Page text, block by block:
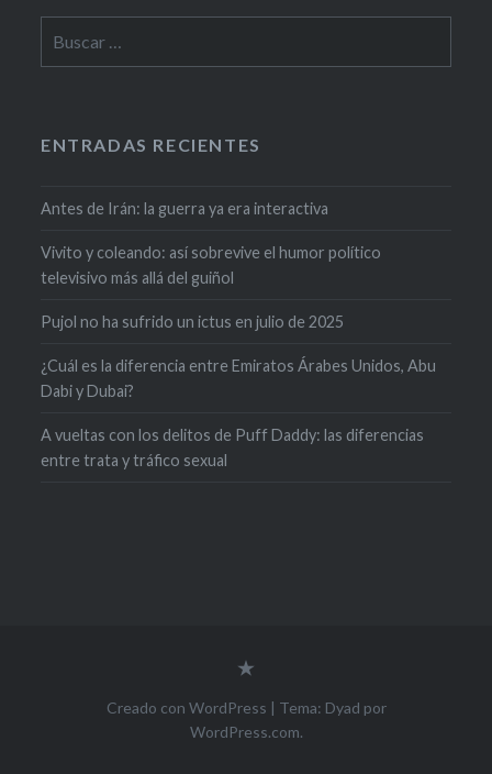
ENTRADAS RECIENTES
Antes de Irán: la guerra ya era interactiva
Vivito y coleando: así sobrevive el humor político
televisivo más allá del guiñol
Pujol no ha sufrido un ictus en julio de 2025
¿Cuál es la diferencia entre Emiratos Árabes Unidos, Abu
Dabi y Dubai?
A vueltas con los delitos de Puff Daddy: las diferencias
entre trata y tráfico sexual
Creado con WordPress | Tema: Dyad por
WordPress.com.